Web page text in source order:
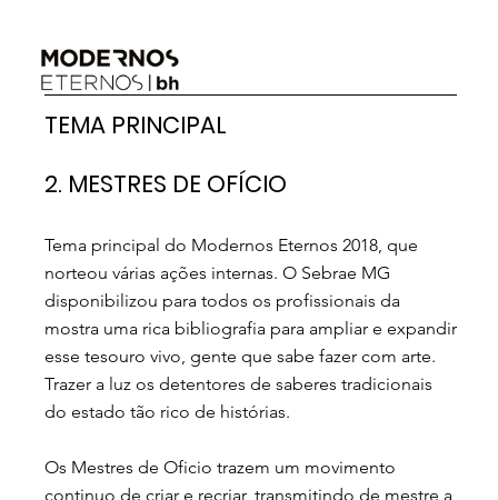
TEMA PRINCIPAL
2. MESTRES DE OFÍCIO
Tema principal do Modernos Eternos 2018, que
norteou várias ações internas. O Sebrae MG
disponibilizou para todos os profissionais da
mostra uma rica bibliografia para ampliar e expandir
esse tesouro vivo, gente que sabe fazer com arte.
Trazer a luz os detentores de saberes tradicionais
do estado tão rico de histórias.
Os Mestres de Oficio trazem um movimento
continuo de criar e recriar, transmitindo de mestre a